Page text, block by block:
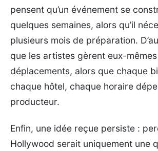
pensent qu’un événement se
quelques semaines, alors qu’il
plusieurs mois de préparation.
que les artistes gèrent eux-
déplacements, alors que chaque
chaque hôtel, chaque horaire
producteur.
Enfin, une idée reçue persiste :
Hollywood serait uniquement une